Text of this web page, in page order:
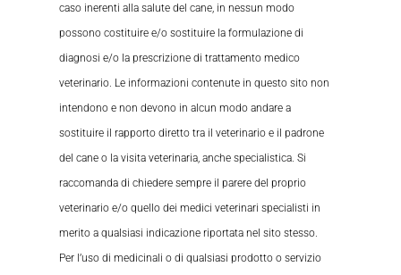
caso inerenti alla salute del cane, in nessun modo
possono costituire e/o sostituire la formulazione di
diagnosi e/o la prescrizione di trattamento medico
veterinario. Le informazioni contenute in questo sito non
intendono e non devono in alcun modo andare a
sostituire il rapporto diretto tra il veterinario e il padrone
del cane o la visita veterinaria, anche specialistica. Si
raccomanda di chiedere sempre il parere del proprio
veterinario e/o quello dei medici veterinari specialisti in
merito a qualsiasi indicazione riportata nel sito stesso.
Per l’uso di medicinali o di qualsiasi prodotto o servizio